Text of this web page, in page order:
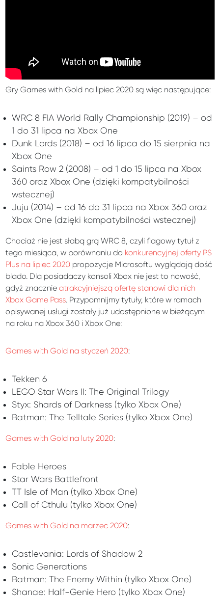
Gry Games with Gold na lipiec 2020 są więc następujące:
WRC 8 FIA World Rally Championship (2019) – od
1 do 31 lipca na Xbox One
Dunk Lords (2018) – od 16 lipca do 15 sierpnia na
Xbox One
Saints Row 2 (2008) – od 1 do 15 lipca na Xbox
360 oraz Xbox One (dzięki kompatybilności
wstecznej)
Juju (2014) – od 16 do 31 lipca na Xbox 360 oraz
Xbox One (dzięki kompatybilności wstecznej)
Chociaż nie jest słabą grą WRC 8, czyli flagowy tytuł z
tego miesiąca, w porównaniu do konkurencyjnej oferty PS
Plus na lipiec 2020 propozycje Microsoftu wyglądają dość
blado. Dla posiadaczy konsoli Xbox nie jest to nowość,
gdyż znacznieatrakcyjniejszą ofertę stanowi dla nich
Xbox Game Pass. Przypomnijmy tytuły, które w ramach
opisywanej usługi zostały już udostępnione w bieżącym
na roku na Xbox 360 i Xbox One:
Games with Gold na styczeń 2020:
Tekken 6
LEGO Star Wars II: The Original Trilogy
Styx: Shards of Darkness (tylko Xbox One)
Batman: The Telltale Series (tylko Xbox One)
Games with Gold na luty 2020:
Fable Heroes
Star Wars Battlefront
TT Isle of Man (tylko Xbox One)
Call of Cthulu (tylko Xbox One)
Games with Gold na marzec 2020:
Castlevania: Lords of Shadow 2
Sonic Generations
Batman: The Enemy Within (tylko Xbox One)
Shanae: Half-Genie Hero (tylko Xbox One)